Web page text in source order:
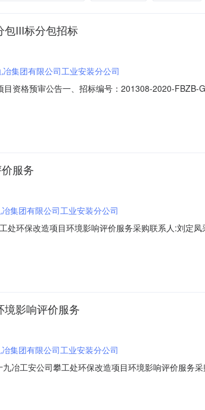
包III标分包招标
冶集团有限公司工业安装分公司
资格预审公告一、招标编号：201308-2020-
主合同范围内土石方工程、模板支设、钢筋绑扎、
服务
集团有限公司工业安装分公司
环保改造项目环境影响评价服务采购联系人:刘定
工安公司攀工处环保改造项目环境影响评价服务三
影响评价服务
集团有限公司工业安装分公司
冶工安公司攀工处环保改造项目环境影响评价服务
国十九冶工安公司攀工处环保改造项目环境影响评